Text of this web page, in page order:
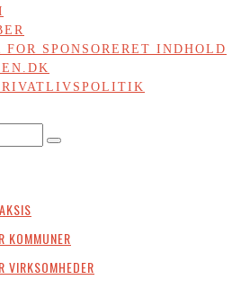
SPONSORERET INDHOLD
KOMMUNER
VIRKSOMHEDER